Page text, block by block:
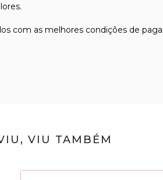
com as melhores condições de
VIU TAMBÉM